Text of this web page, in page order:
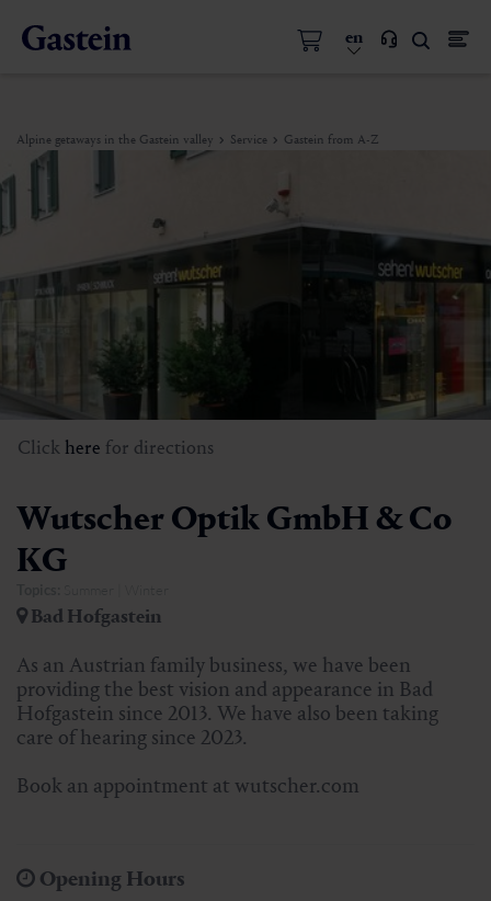
en
Alpine getaways in the Gastein valley Service Gastein from A-Z
Click here for directions
Wutscher Optik GmbH & Co
KG
Bad Hofgastein
As an Austrian family business, we have been
providing the best vision and appearance in Bad
Hofgastein since 2013. We have also been taking
care of hearing since 2023.
Book an appointment at wutscher.com
Opening Hours